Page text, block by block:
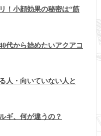
！小顔効果の秘密は“筋
代から始めたいアクアコ
人・向いていない人と
ギ、何が違うの？